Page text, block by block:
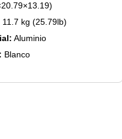
11.7 kg (25.79lb)
Aluminio
Blanco